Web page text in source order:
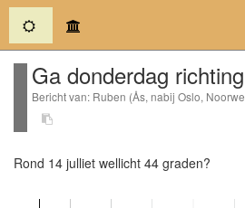
(current)
Ga donderdag
Bericht van: Ruben (Ås, nabij Oslo,
Rond 14 julliet wellicht 44 graden?